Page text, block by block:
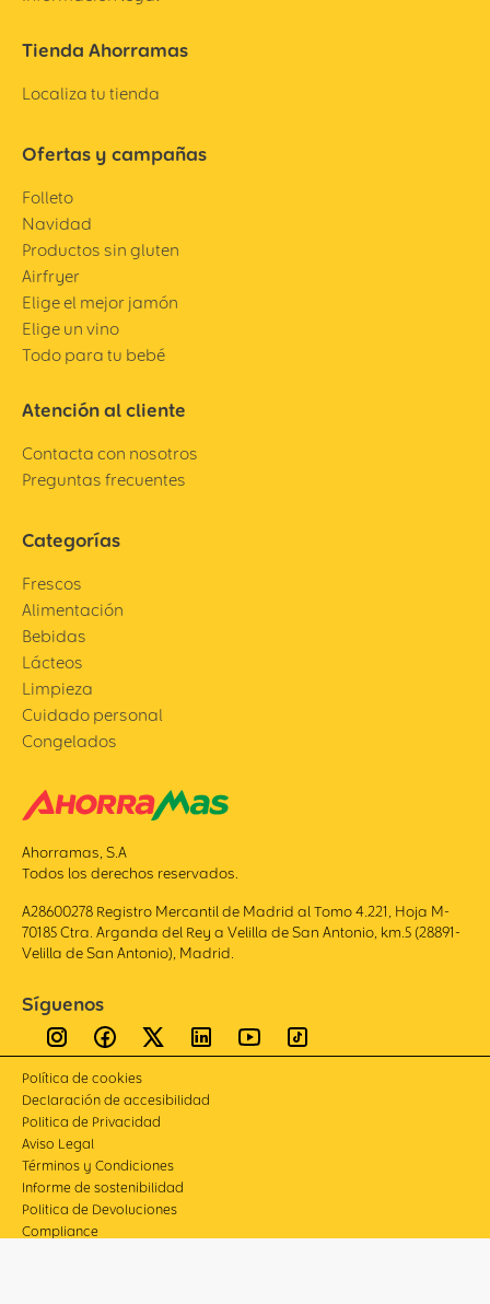
Tienda Ahorramas
Localiza tu tienda
Ofertas y campañas
Folleto
Navidad
Productos sin gluten
Airfryer
Elige el mejor jamón
Elige un vino
Todo para tu bebé
Atención al cliente
Contacta con nosotros
Preguntas frecuentes
Categorías
Frescos
Alimentación
Bebidas
Lácteos
Limpieza
Cuidado personal
Congelados
Ahorramas, S.A
Todos los derechos reservados.
A28600278 Registro Mercantil de Madrid al Tomo 4.221, Hoja M-
70185 Ctra. Arganda del Rey a Velilla de San Antonio, km.5 (28891-
Velilla de San Antonio), Madrid.
Síguenos
Política de cookies
Declaración de accesibilidad
Politica de Privacidad
Aviso Legal
Términos y Condiciones
Informe de sostenibilidad
Politica de Devoluciones
Compliance